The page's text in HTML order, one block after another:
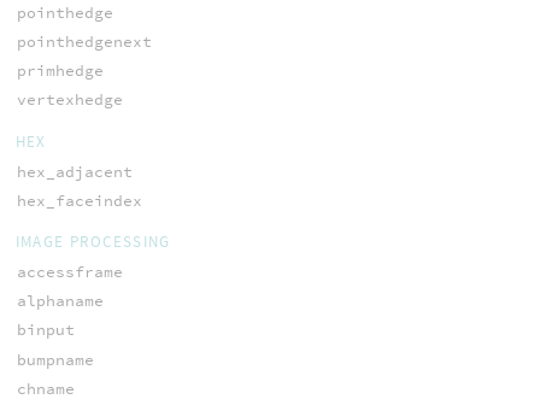
pointhedge
pointhedgenext
primhedge
vertexhedge
HEX
hex_adjacent
hex_faceindex
IMAGE PROCESSING
accessframe
alphaname
binput
bumpname
chname